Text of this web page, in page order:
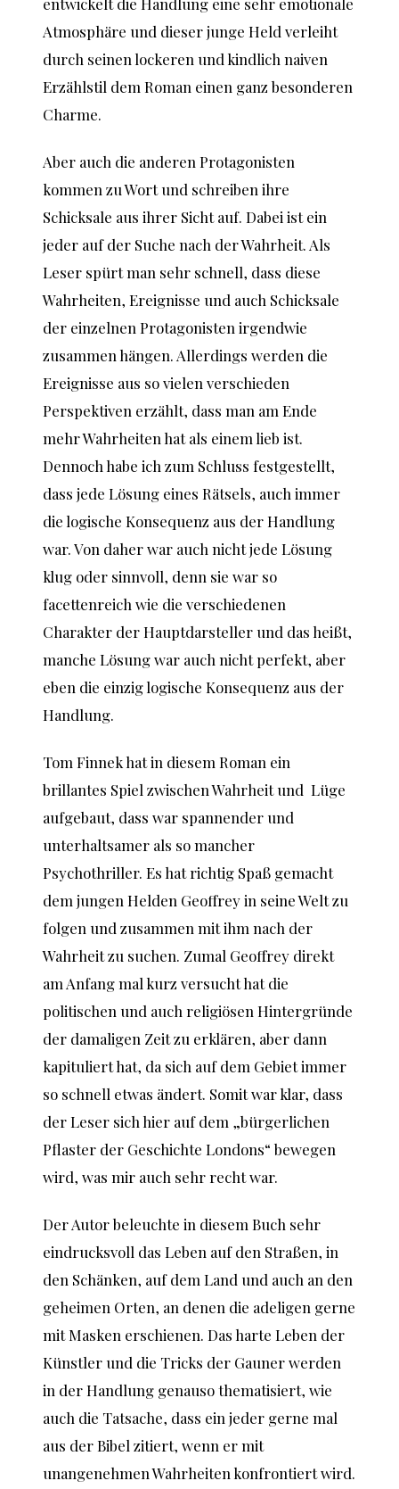
Atmosphäre und dieser junge Held verleiht
durch seinen lockeren und kindlich naiven
Erzählstil dem Roman einen ganz besonderen
Charme.
Aber auch die anderen Protagonisten
kommen zu Wort und schreiben ihre
Schicksale aus ihrer Sicht auf. Dabei ist ein
jeder auf der Suche nach der Wahrheit. Als
Leser spürt man sehr schnell, dass diese
Wahrheiten, Ereignisse und auch Schicksale
der einzelnen Protagonisten irgendwie
zusammen hängen. Allerdings werden die
Ereignisse aus so vielen verschieden
Perspektiven erzählt, dass man am Ende
mehr Wahrheiten hat als einem lieb ist.
Dennoch habe ich zum Schluss festgestellt,
dass jede Lösung eines Rätsels, auch immer
die logische Konsequenz aus der Handlung
war. Von daher war auch nicht jede Lösung
klug oder sinnvoll, denn sie war so
facettenreich wie die verschiedenen
Charakter der Hauptdarsteller und das heißt,
manche Lösung war auch nicht perfekt, aber
eben die einzig logische Konsequenz aus der
Handlung.
Tom Finnek hat in diesem Roman ein
brillantes Spiel zwischen Wahrheit und Lüge
aufgebaut, dass war spannender und
unterhaltsamer als so mancher
Psychothriller. Es hat richtig Spaß gemacht
dem jungen Helden Geoffrey in seine Welt zu
folgen und zusammen mit ihm nach der
Wahrheit zu suchen. Zumal Geoffrey direkt
am Anfang mal kurz versucht hat die
politischen und auch religiösen Hintergründe
der damaligen Zeit zu erklären, aber dann
kapituliert hat, da sich auf dem Gebiet immer
so schnell etwas ändert. Somit war klar, dass
der Leser sich hier auf dem „bürgerlichen
Pflaster der Geschichte Londons“ bewegen
wird, was mir auch sehr recht war.
Der Autor beleuchte in diesem Buch sehr
eindrucksvoll das Leben auf den Straßen, in
den Schänken, auf dem Land und auch an den
geheimen Orten, an denen die adeligen gerne
mit Masken erschienen. Das harte Leben der
Künstler und die Tricks der Gauner werden
in der Handlung genauso thematisiert, wie
auch die Tatsache, dass ein jeder gerne mal
aus der Bibel zitiert, wenn er mit
unangenehmen Wahrheiten konfrontiert wird.